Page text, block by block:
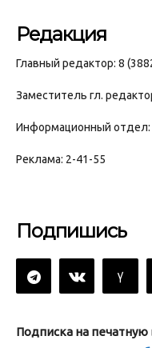
Редакция
Главный редактор: 8
Заместитель гл.
Информационный отдел:
Реклама: 2-41-55
Подпишись
Подписка на